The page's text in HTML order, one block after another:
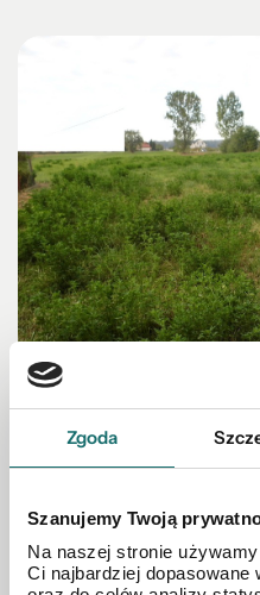
Zgoda
Szanujemy Twoją
Na naszej stronie
Ci najbardziej
DZIAŁKA NA SPRZEDAŻ
Działki w gminie
Poświętne | 1335 m